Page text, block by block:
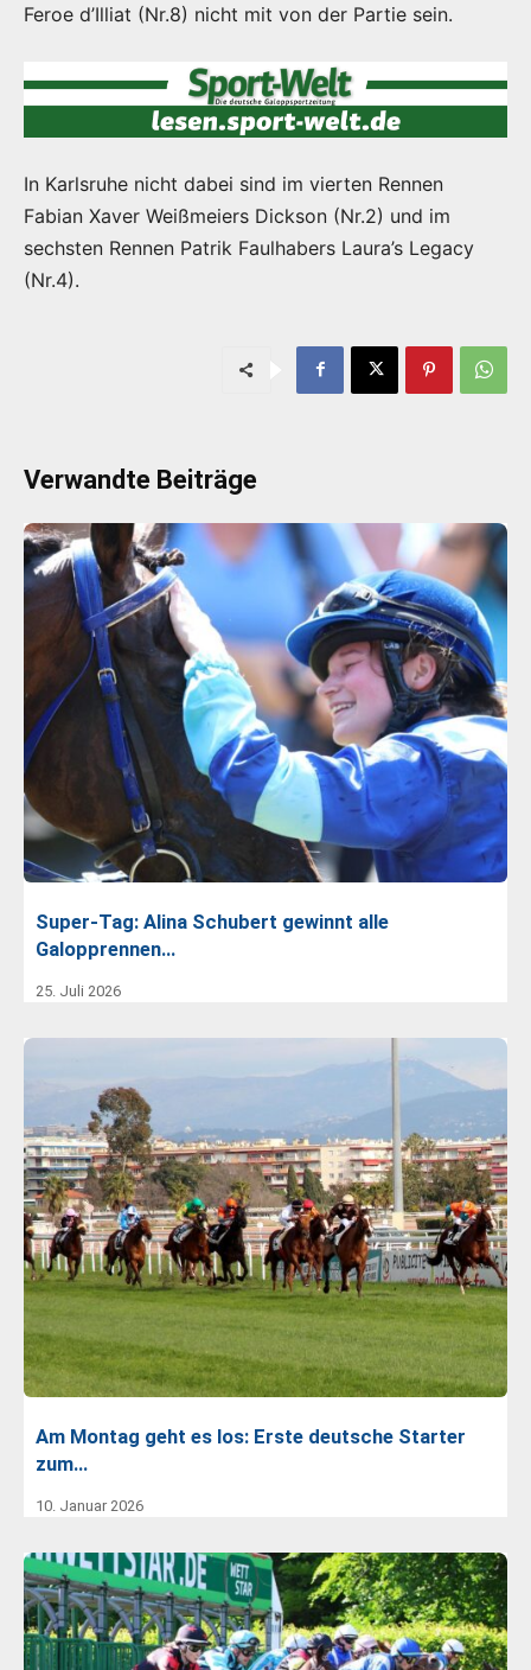
Feroe d’Illiat (Nr.8) nicht mit von der Partie sein.
In Karlsruhe nicht dabei sind im vierten Rennen
Fabian Xaver Weißmeiers Dickson (Nr.2) und im
sechsten Rennen Patrik Faulhabers Laura’s Legacy
(Nr.4).
Verwandte Beiträge
Super-Tag: Alina Schubert gewinnt alle
Galopprennen…
25. Juli 2026
Am Montag geht es los: Erste deutsche Starter
zum…
10. Januar 2026